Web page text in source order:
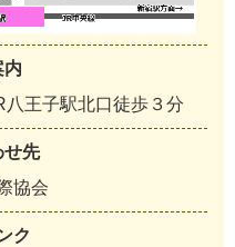
内
王子駅北口徒歩３分
せ先
協会
ク